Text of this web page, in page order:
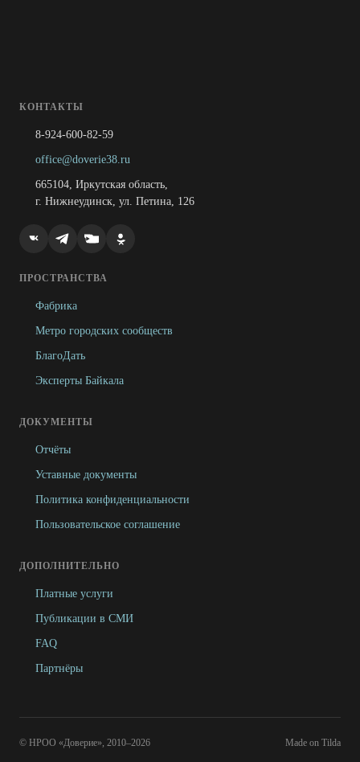
КОНТАКТЫ
8-924-600-82-59
office@doverie38.ru
665104, Иркутская область,
г. Нижнеудинск, ул. Петина, 126
ПРОСТРАНСТВА
Фабрика
Метро городских сообществ
БлагоДать
Эксперты Байкала
ДОКУМЕНТЫ
Отчёты
Уставные документы
Политика конфиденциальности
Пользовательское соглашение
ДОПОЛНИТЕЛЬНО
Платные услуги
Публикации в СМИ
FAQ
Партнёры
© НРОО «Доверие», 2010–2026 Made on Tilda